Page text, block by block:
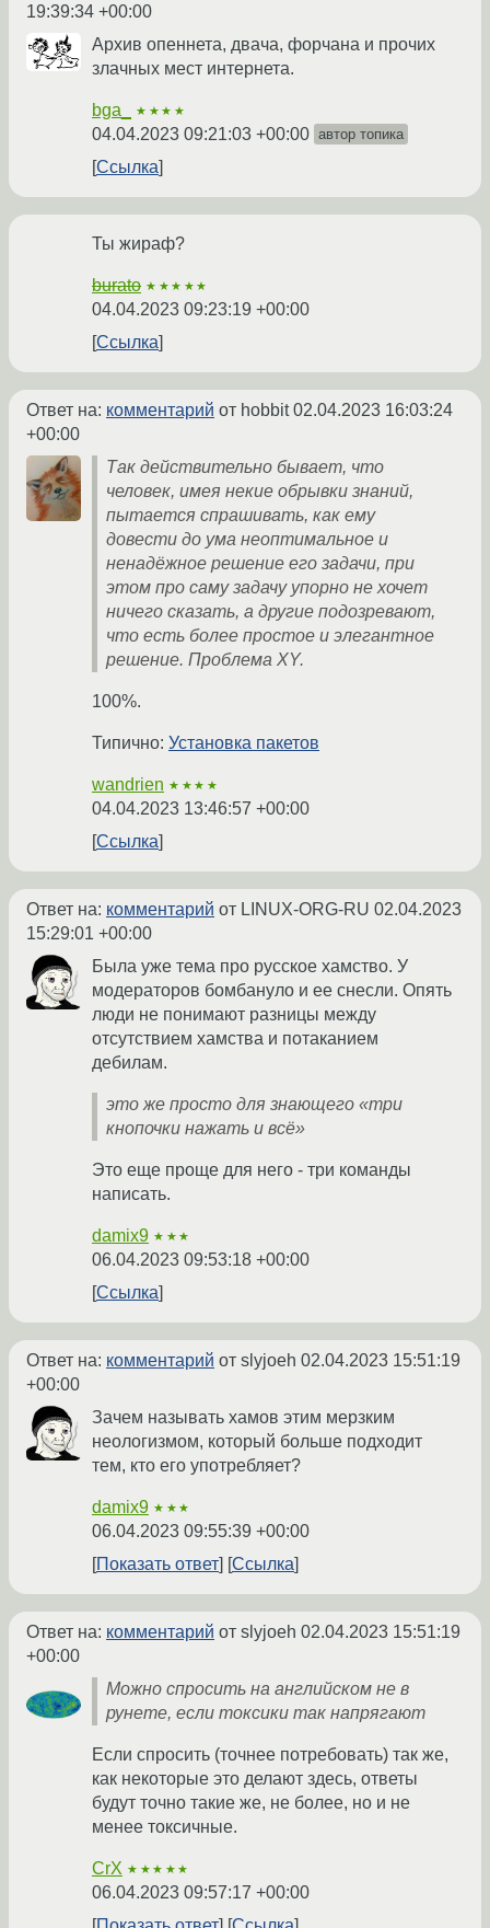
19:39:34 +00:00
Архив опеннета, двача, форчана и прочих
злачных мест интернета.
bga_ ★★★★
04.04.2023 09:21:03 +00:00 автор топика
Ссылка
Ты жираф?
burato ★★★★★
04.04.2023 09:23:19 +00:00
Ссылка
Ответ на: комментарий от hobbit02.04.2023 16:03:24
+00:00
Так действительно бывает, что
человек, имея некие обрывки знаний,
пытается спрашивать, как ему
довести до ума неоптимальное и
ненадёжное решение его задачи, при
этом про саму задачу упорно не хочет
ничего сказать, а другие подозревают,
что есть более простое и элегантное
решение. Проблема XY.
100%.
Типично: Установка пакетов
wandrien ★★★★
04.04.2023 13:46:57 +00:00
Ссылка
Ответ на: комментарий от LINUX-ORG-RU 02.04.2023
15:29:01 +00:00
Была уже тема про русское хамство. У
модераторов бомбануло и ее снесли. Опять
люди не понимают разницы между
отсутствием хамства и потаканием
дебилам.
это же просто для знающего «три
кнопочки нажать и всё»
Это еще проще для него - три команды
написать.
damix9 ★★★
06.04.2023 09:53:18 +00:00
Ссылка
Ответ на: комментарий от slyjoeh 02.04.2023 15:51:19
+00:00
Зачем называть хамов этим мерзким
неологизмом, который больше подходит
тем, кто его употребляет?
damix9 ★★★
06.04.2023 09:55:39 +00:00
Показать ответ
Ссылка
Ответ на: комментарий от slyjoeh 02.04.2023 15:51:19
+00:00
Можно спросить на английском не в
рунете, если токсики так напрягают
Если спросить (точнее потребовать) так же,
как некоторые это делают здесь, ответы
будут точно такие же, не более, но и не
менее токсичные.
CrX ★★★★★
06.04.2023 09:57:17 +00:00